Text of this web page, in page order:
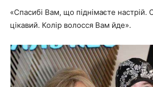
«Спасибі Вам, що піднімаєте настрій.
цікавий. Колір волосся Вам йде».